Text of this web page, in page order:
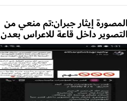
المصورة إيثار جبران:تم منعي من
التصوير داخل قاعة للاعراس بعدن